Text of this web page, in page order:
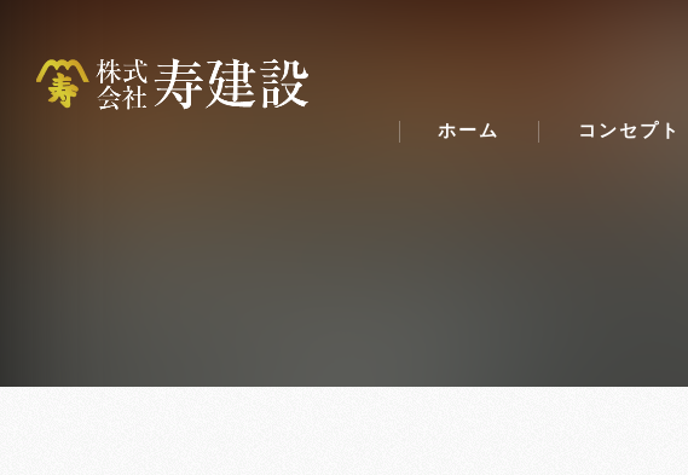
ホーム コンセプト